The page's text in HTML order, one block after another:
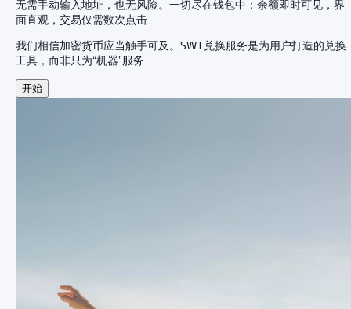
无需手动输入地址，也无风险。一切尽在钱包中：余额即时可见，界
面直观，交易仅需数次点击
我们相信加密货币应当触手可及。SWT兑换服务是为用户打造的兑换
工具，而非只为“机器”服务
开始